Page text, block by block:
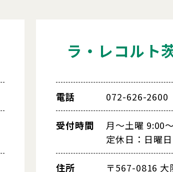
ラ・レコルト
電話 072-626-2600
受付時間
月～土曜 9:00
定休日：日曜日
住所
〒567-0816 大